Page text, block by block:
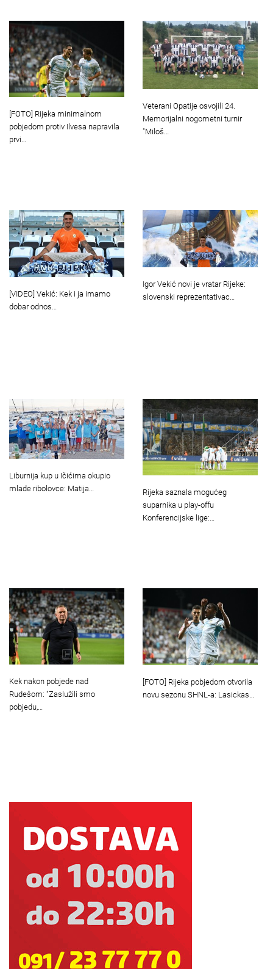
[FOTO] Rijeka minimalnom
pobjedom protiv Ilvesa napravila
prvi…
Veterani Opatije osvojili 24.
Memorijalni nogometni turnir
"Miloš…
[VIDEO] Vekić: Kek i ja imamo
dobar odnos…
Igor Vekić novi je vratar Rijeke:
slovenski reprezentativac…
Liburnija kup u Ičićima okupio
mlade ribolovce: Matija…
Rijeka saznala mogućeg
suparnika u play-offu
Konferencijske lige:…
Kek nakon pobjede nad
Rudešom: "Zaslužili smo
pobjedu,…
[FOTO] Rijeka pobjedom otvorila
novu sezonu SHNL-a: Lasickas…